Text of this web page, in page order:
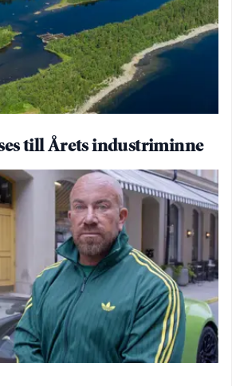
till Årets industriminne